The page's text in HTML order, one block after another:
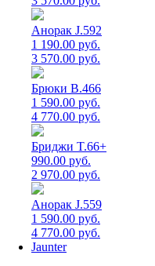
Анорак J.592
1 190.00 руб.
3 570.00 руб.
Брюки B.466
1 590.00 руб.
4 770.00 руб.
Бриджи T.66+
990.00 руб.
2 970.00 руб.
Анорак J.559
1 590.00 руб.
4 770.00 руб.
Jaunter